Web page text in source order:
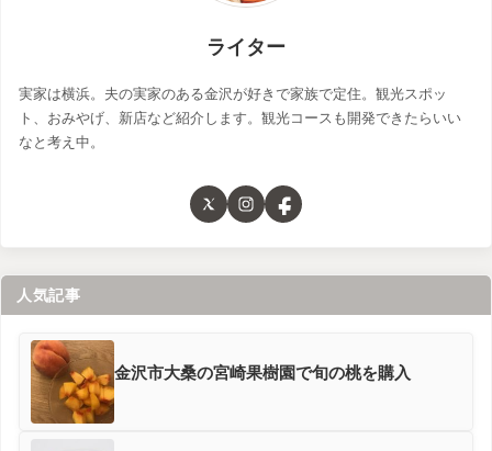
ライター
実家は横浜。夫の実家のある金沢が好きで家族で定住。観光スポッ
ト、おみやげ、新店など紹介します。観光コースも開発できたらいい
なと考え中。
人気記事
金沢市大桑の宮崎果樹園で旬の桃を購入